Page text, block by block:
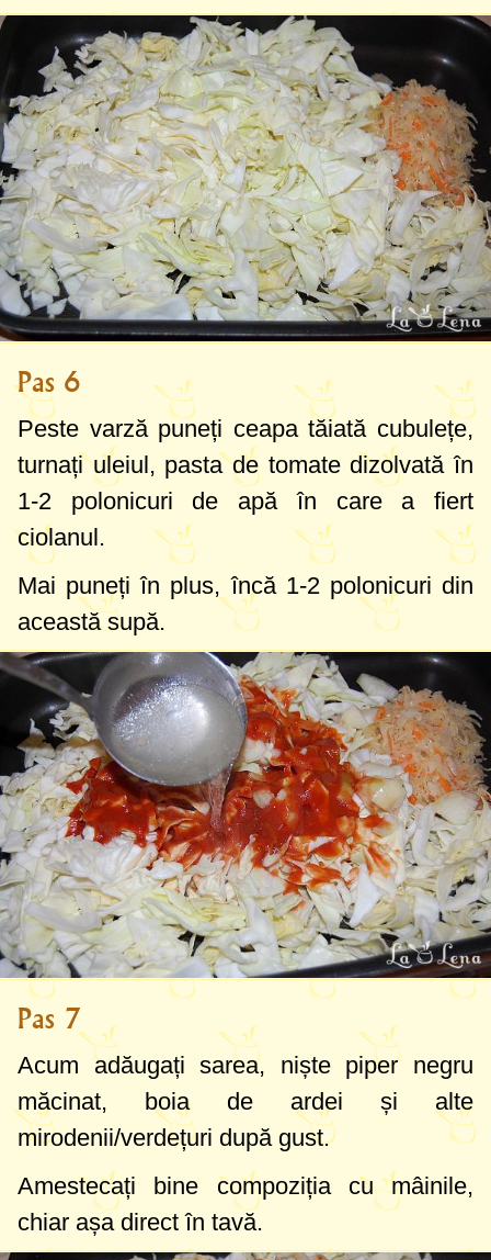
Pas 6
Peste varză puneți ceapa tăiată cubulețe,
turnați uleiul, pasta de tomate dizolvată în
1-2 polonicuri de apă în care a fiert
ciolanul.
Mai puneți în plus, încă 1-2 polonicuri din
această supă.
Pas 7
Acum adăugați sarea, niște piper negru
măcinat, boia de ardei și alte
mirodenii/verdețuri după gust.
Amestecați bine compoziția cu mâinile,
chiar așa direct în tavă.